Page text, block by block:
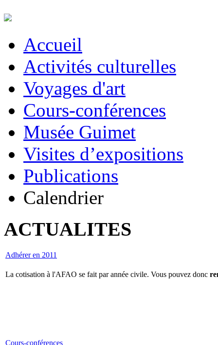
Accueil
Activités culturelles
Voyages d'art
Cours-conférences
Musée Guimet
Visites d’expositions
Publications
Calendrier
ACTUALITES
Adhérer en 2011
La cotisation à l'AFAO se fait par année civile. Vous pouvez donc
Cours-conférences